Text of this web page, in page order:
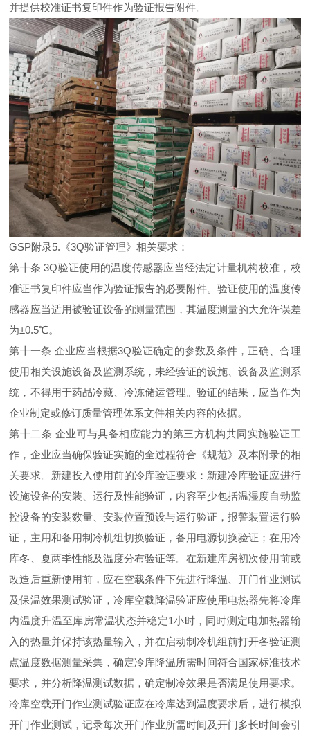
并提供校准证书复印件作为验证报告附件。
GSP附录5.《3Q验证管理》相关要求：
第十条 3Q验证使用的温度传感器应当经法定计量机构校准，校
准证书复印件应当作为验证报告的必要附件。验证使用的温度传
感器应当适用被验证设备的测量范围，其温度测量的大允许误差
为±0.5℃。
第十一条 企业应当根据3Q验证确定的参数及条件，正确、合理
使用相关设施设备及监测系统，未经验证的设施、设备及监测系
统，不得用于药品冷藏、冷冻储运管理。验证的结果，应当作为
企业制定或修订质量管理体系文件相关内容的依据。
第十二条 企业可与具备相应能力的第三方机构共同实施验证工
作，企业应当确保验证实施的全过程符合《规范》及本附录的相
关要求。新建投入使用前的冷库验证要求：新建冷库验证应进行
设施设备的安装、运行及性能验证，内容至少包括温湿度自动监
控设备的安装数量、安装位置预设与运行验证，报警装置运行验
证，主用和备用制冷机组切换验证，备用电源切换验证；在用冷
库冬、夏两季性能及温度分布验证等。在新建库房初次使用前或
改造后重新使用前，应在空载条件下先进行降温、开门作业测试
及保温效果测试验证，冷库空载降温验证应使用电热器先将冷库
内温度升温至库房常温状态并稳定1小时，同时测定电加热器输
入的热量并保持该热量输入，并在启动制冷机组前打开各验证测
点温度数据测量采集，确定冷库降温所需时间符合国家标准技术
要求，并分析降温测试数据，确定制冷效果是否满足使用要求。
冷库空载开门作业测试验证应在冷库达到温度要求后，进行模拟
开门作业测试，记录每次开门作业所需时间及开门多长时间会引